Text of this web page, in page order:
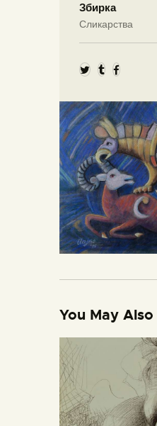
Збирка
Сликарства
You May